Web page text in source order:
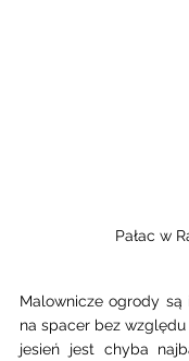
Pałac w
Malownicze ogrody są
na spacer bez
jesień jest chyba